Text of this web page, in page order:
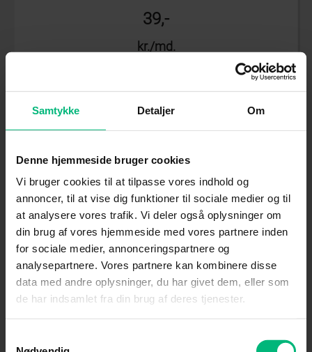
Samtykke Detaljer Om
Denne hjemmeside bruger cookies
Vi bruger cookies til at tilpasse vores indhold og
annoncer, til at vise dig funktioner til sociale medier og til
at analysere vores trafik. Vi deler også oplysninger om
din brug af vores hjemmeside med vores partnere inden
for sociale medier, annonceringspartnere og
analysepartnere. Vores partnere kan kombinere disse
data med andre oplysninger, du har givet dem, eller som
de har indsamlet fra din brug af deres tjenester.
39,-
kr./md.
39,-
kr./md.
Info
29,-
Info